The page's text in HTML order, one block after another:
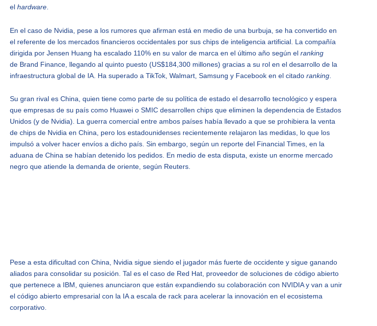
el hardware
En el caso de Nvidia, pese a los rumores que afirman está en medio de una burbuja, se ha convertido en
el referente de los mercados financieros occidentales por sus chips de inteligencia artificial. La compañía
dirigida por Jensen Huang ha escalado 110% en su valor de marca en el último año según el ranking
de Brand Finance, llegando al quinto puesto (US$184,300 millones) gracias a su rol en el desarrollo de la
infraestructura global de IA. Ha superado a TikTok, Walmart, Samsung y Facebook en el citado ranking
Su gran rival es China, quien tiene como parte de su política de estado el desarrollo tecnológico y espera
que empresas de su país como Huawei o SMIC desarrollen chips que eliminen la dependencia de Estados
Unidos (y de Nvidia). La guerra comercial entre ambos países había llevado a que se prohibiera la venta
de chips de Nvidia en China, pero los estadounidenses recientemente relajaron las medidas, lo que los
impulsó a volver hacer envíos a dicho país. Sin embargo, según un reporte del Financial Times, en la
aduana de China se habían detenido los pedidos. En medio de esta disputa, existe un enorme mercado
negro que atiende la demanda de oriente, según Reuters.
Pese a esta dificultad con China, Nvidia sigue siendo el jugador más fuerte de occidente y sigue ganando
aliados para consolidar su posición. Tal es el caso de Red Hat, proveedor de soluciones de código abierto
que pertenece a IBM, quienes anunciaron que están expandiendo su colaboración con NVIDIA y van a unir
el código abierto empresarial con la IA a escala de rack para acelerar la innovación en el ecosistema
corporativo.